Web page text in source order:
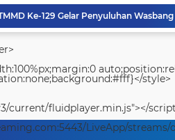
Kelas IIA Padang Ucapkan Selamat
style>
current/fluidplayer.min.js"></
LiveApp/streams/